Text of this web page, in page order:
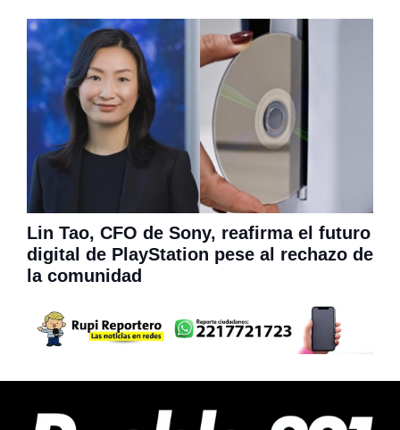
Lin Tao, CFO de Sony, reafirma el futuro
digital de PlayStation pese al rechazo de
la comunidad